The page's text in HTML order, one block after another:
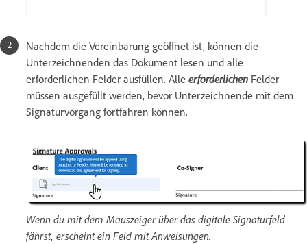
Nachdem die Vereinbarung geöffnet ist, können die
Unterzeichnenden das Dokument lesen und alle
erforderlichen Felder ausfüllen. Alle erforderlichen Felder
müssen ausgefüllt werden, bevor Unterzeichnende mit dem
Signaturvorgang fortfahren können.
Wenn du mit dem Mauszeiger über das digitale Signaturfeld
fährst, erscheint ein Feld mit Anweisungen.